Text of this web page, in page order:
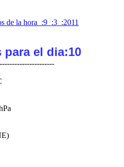
de la hora  :9  :3  :2011
para el dia:10